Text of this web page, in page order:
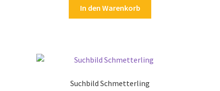
In den Warenkorb
Suchbild Schmetterling